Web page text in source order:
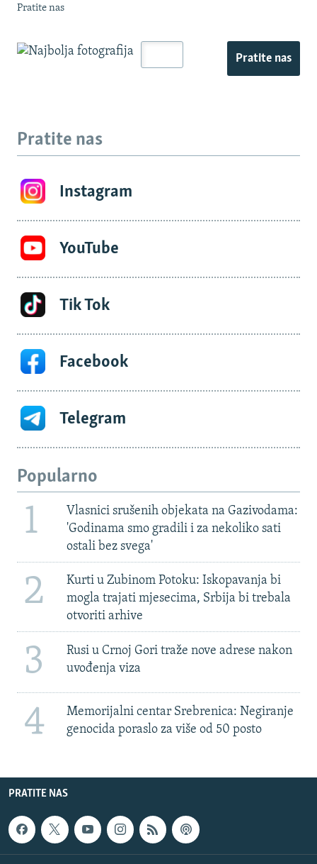
Pratite nas
Pratite nas
Pratite nas
Instagram
YouTube
Tik Tok
Facebook
Telegram
Popularno
1
Vlasnici srušenih objekata na Gazivodama:
'Godinama smo gradili i za nekoliko sati
ostali bez svega'
2
Kurti u Zubinom Potoku: Iskopavanja bi
mogla trajati mjesecima, Srbija bi trebala
otvoriti arhive
3
Rusi u Crnoj Gori traže nove adrese nakon
uvođenja viza
4
Memorijalni centar Srebrenica: Negiranje
genocida poraslo za više od 50 posto
PRATITE NAS